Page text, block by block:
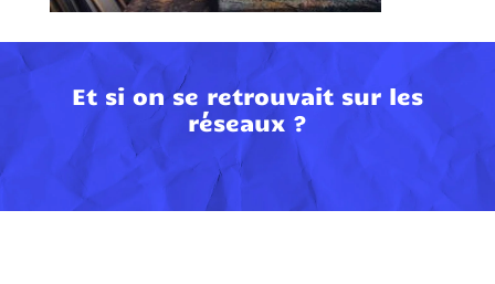
Et si on se retrouvait sur les
réseaux ?